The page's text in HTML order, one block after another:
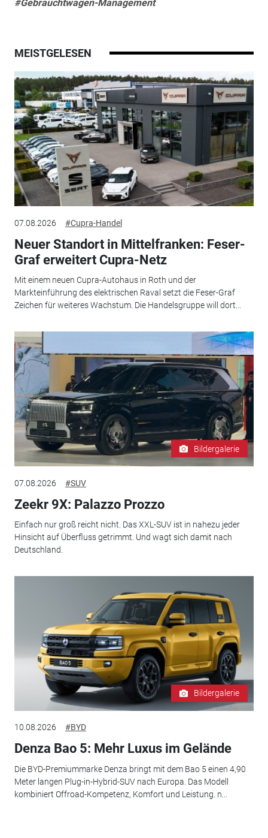
#Gebrauchtwagen-Management
MEISTGELESEN
07.08.2026 #Cupra-Handel
Neuer Standort in Mittelfranken: Feser-
Graf erweitert Cupra-Netz
Mit einem neuen Cupra-Autohaus in Roth und der
Markteinführung des elektrischen Raval setzt die Feser-Graf
Zeichen für weiteres Wachstum. Die Handelsgruppe will dort...
Bildergalerie
07.08.2026 #SUV
Zeekr 9X: Palazzo Prozzo
Einfach nur groß reicht nicht. Das XXL-SUV ist in nahezu jeder
Hinsicht auf Überfluss getrimmt. Und wagt sich damit nach
Deutschland.
Bildergalerie
10.08.2026 #BYD
Denza Bao 5: Mehr Luxus im Gelände
Die BYD-Premiummarke Denza bringt mit dem Bao 5 einen 4,90
Meter langen Plug-in-Hybrid-SUV nach Europa. Das Modell
kombiniert Offroad-Kompetenz, Komfort und Leistung. n...